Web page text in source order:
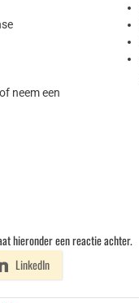
neem een
hieronder een reactie achter.
LinkedIn